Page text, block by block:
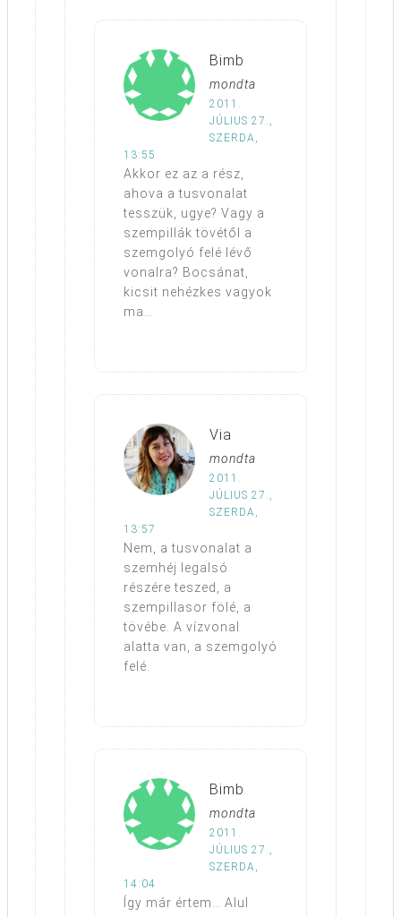
Bimb
mondta
2011.
JÚLIUS 27.,
SZERDA,
13:55
Akkor ez az a rész,
ahova a tusvonalat
tesszük, ugye? Vagy a
szempillák tövétől a
szemgolyó felé lévő
vonalra? Bocsánat,
kicsit nehézkes vagyok
ma…
Via
mondta
2011.
JÚLIUS 27.,
SZERDA,
13:57
Nem, a tusvonalat a
szemhéj legalsó
részére teszed, a
szempillasor fölé, a
tövébe. A vízvonal
alatta van, a szemgolyó
felé.
Bimb
mondta
2011.
JÚLIUS 27.,
SZERDA,
14:04
Így már értem… Alul